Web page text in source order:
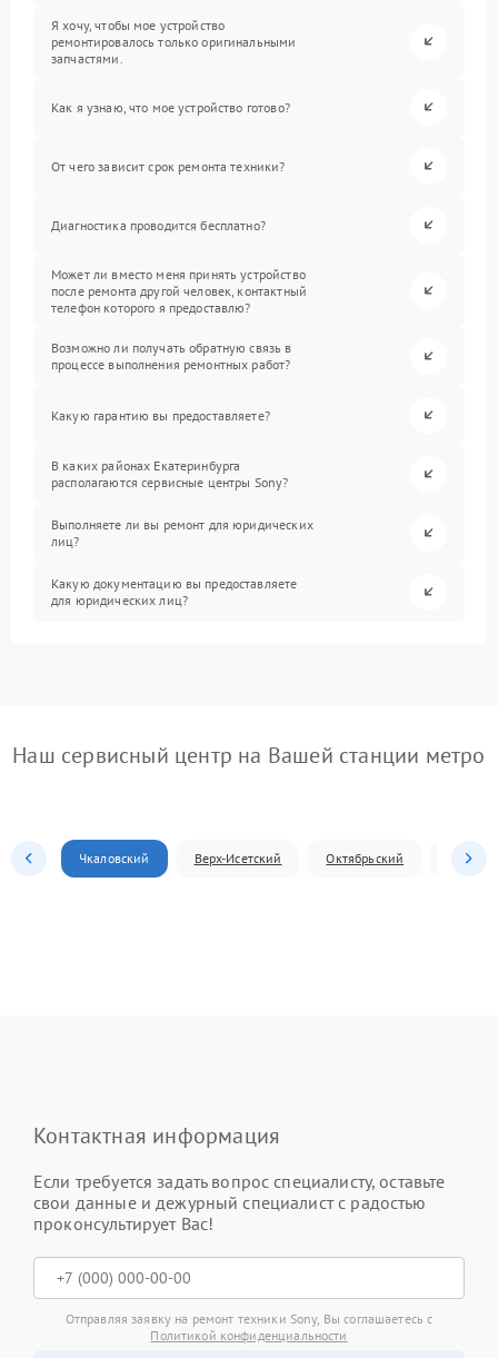
Я хочу, чтобы мое устройство
ремонтировалось только оригинальными
запчастями.
Как я узнаю, что мое устройство готово?
От чего зависит срок ремонта техники?
Диагностика проводится бесплатно?
Может ли вместо меня принять устройство
после ремонта другой человек, контактный
телефон которого я предоставлю?
Возможно ли получать обратную связь в
процессе выполнения ремонтных работ?
Какую гарантию вы предоставляете?
В каких районах Екатеринбурга
располагаются сервисные центры Sony?
Выполняете ли вы ремонт для юридических
лиц?
Какую документацию вы предоставляете
для юридических лиц?
Наш сервисный центр на Вашей станции метро
Чкаловский Верх-Исетский Октябрьский
Контактная информация
Если требуется задать вопрос специалисту, оставьте
свои данные и дежурный специалист с радостью
проконсультирует Вас!
Отправляя заявку на ремонт техники Sony, Вы соглашаетесь с
Политикой конфиденциальности